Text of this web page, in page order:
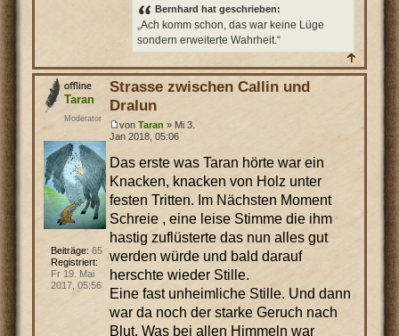
Bernhard hat geschrieben:
„Ach komm schon, das war keine Lüge
sondern erweiterte Wahrheit.“
Strasse zwischen Callin und
Dralun
von Taran » Mi 3.
Jan 2018, 05:06
Das erste was Taran hörte war ein
Knacken, knacken von Holz unter
festen Tritten. Im Nächsten Moment
Schreie , eine leise Stimme die ihm
hastig zuflüsterte das nun alles gut
werden würde und bald darauf
herschte wieder Stille.
Eine fast unheimliche Stille. Und dann
war da noch der starke Geruch nach
Blut. Was bei allen Himmeln war
Taran
Moderator
Beiträge: 65
Registriert:
Fr 19. Mai
2017, 05:56